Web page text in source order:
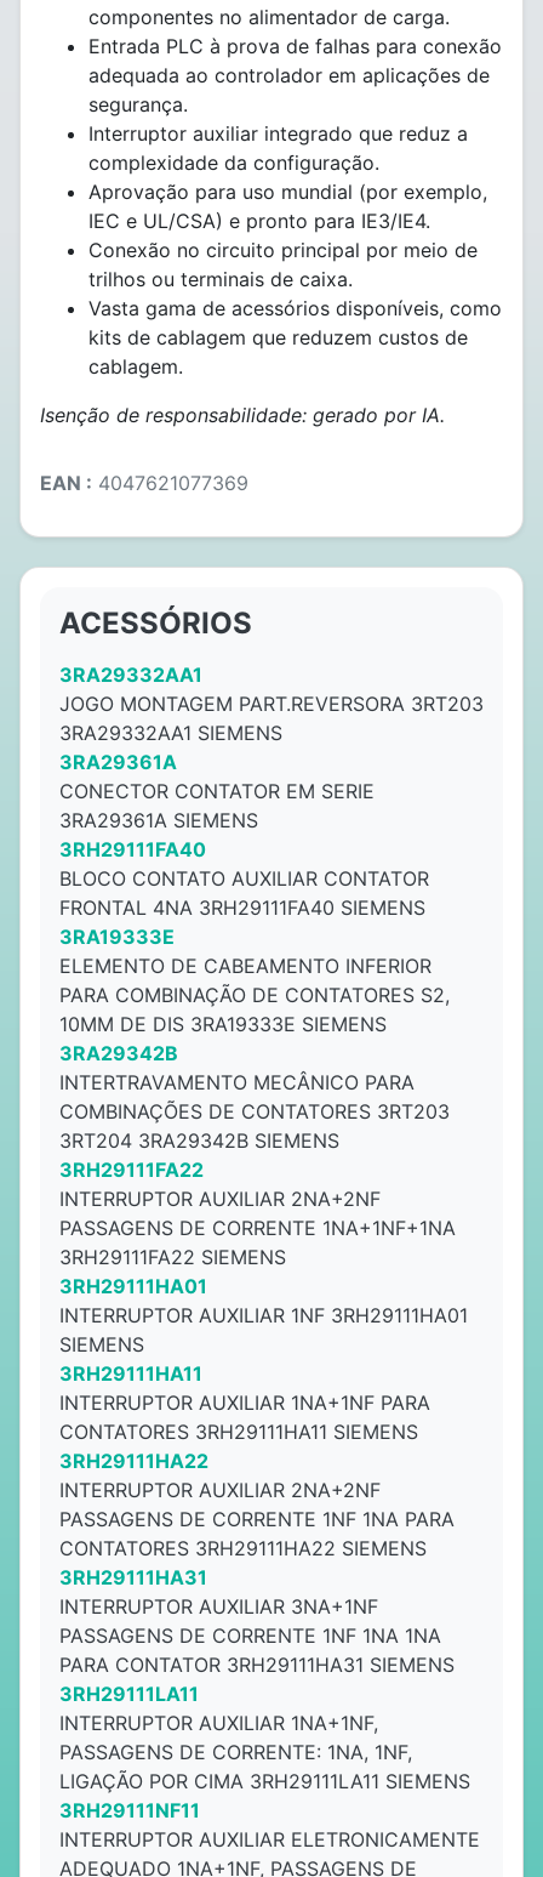
componentes no alimentador de carga.
Entrada PLC à prova de falhas para conexão
adequada ao controlador em aplicações de
segurança.
Interruptor auxiliar integrado que reduz a
complexidade da configuração.
Aprovação para uso mundial (por exemplo,
IEC e UL/CSA) e pronto para IE3/IE4.
Conexão no circuito principal por meio de
trilhos ou terminais de caixa.
Vasta gama de acessórios disponíveis, como
kits de cablagem que reduzem custos de
cablagem.
Isenção de responsabilidade: gerado por IA.
EAN : 4047621077369
ACESSÓRIOS
3RA29332AA1
JOGO MONTAGEM PART.REVERSORA 3RT203
3RA29332AA1 SIEMENS
3RA29361A
CONECTOR CONTATOR EM SERIE
3RA29361A SIEMENS
3RH29111FA40
BLOCO CONTATO AUXILIAR CONTATOR
FRONTAL 4NA 3RH29111FA40 SIEMENS
3RA19333E
ELEMENTO DE CABEAMENTO INFERIOR
PARA COMBINAÇÃO DE CONTATORES S2,
10MM DE DIS 3RA19333E SIEMENS
3RA29342B
INTERTRAVAMENTO MECÂNICO PARA
COMBINAÇÕES DE CONTATORES 3RT203
3RT204 3RA29342B SIEMENS
3RH29111FA22
INTERRUPTOR AUXILIAR 2NA+2NF
PASSAGENS DE CORRENTE 1NA+1NF+1NA
3RH29111FA22 SIEMENS
3RH29111HA01
INTERRUPTOR AUXILIAR 1NF 3RH29111HA01
SIEMENS
3RH29111HA11
INTERRUPTOR AUXILIAR 1NA+1NF PARA
CONTATORES 3RH29111HA11 SIEMENS
3RH29111HA22
INTERRUPTOR AUXILIAR 2NA+2NF
PASSAGENS DE CORRENTE 1NF 1NA PARA
CONTATORES 3RH29111HA22 SIEMENS
3RH29111HA31
INTERRUPTOR AUXILIAR 3NA+1NF
PASSAGENS DE CORRENTE 1NF 1NA 1NA
PARA CONTATOR 3RH29111HA31 SIEMENS
3RH29111LA11
INTERRUPTOR AUXILIAR 1NA+1NF,
PASSAGENS DE CORRENTE: 1NA, 1NF,
LIGAÇÃO POR CIMA 3RH29111LA11 SIEMENS
3RH29111NF11
INTERRUPTOR AUXILIAR ELETRONICAMENTE
ADEQUADO 1NA+1NF, PASSAGENS DE